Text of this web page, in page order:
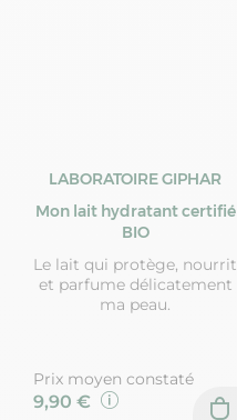
LABORATOIRE GIPHAR
Mon lait hydratant certifié
BIO
Le lait qui protège, nourrit
et parfume délicatement
ma peau.
Prix moyen constaté
9,90 €